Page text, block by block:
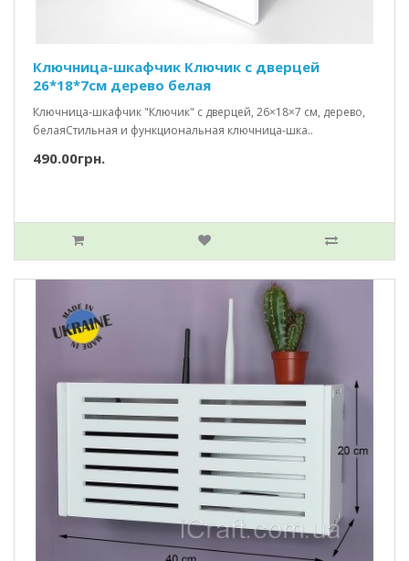
Ключница-шкафчик Ключик c дверцей
26*18*7см дерево белая
Ключница-шкафчик "Ключик" с дверцей, 26×18×7 см, дерево,
белаяСтильная и функциональная ключница-шка..
490.00грн.